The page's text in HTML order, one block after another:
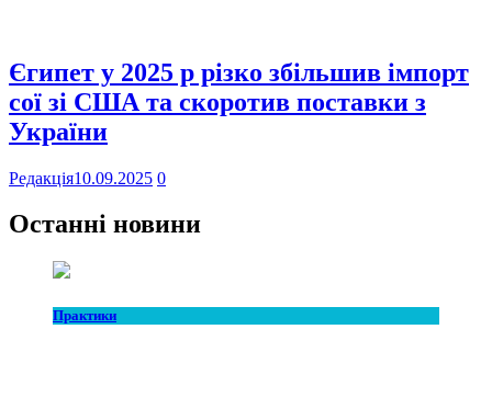
Єгипет у 2025 р різко збільшив імпорт
сої зі США та скоротив поставки з
України
Редакція10.09.2025 0
Останні новини
Практики